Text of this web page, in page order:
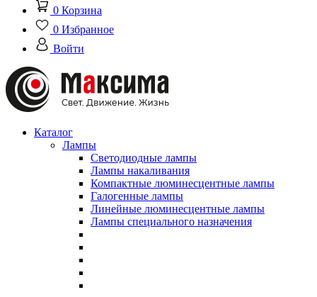
0 Корзина
0 Избранное
Войти
Каталог
Лампы
Светодиодные лампы
Лампы накаливания
Компактные люминесцентные лампы
Галогенные лампы
Линейные люминесцентные лампы
Лампы специального назначения